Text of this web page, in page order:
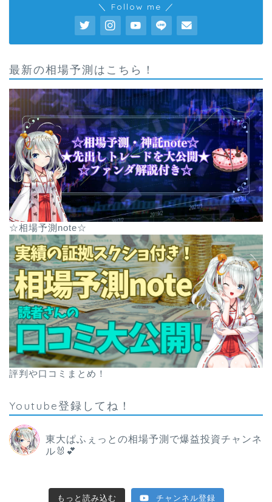
＼ Follow me ／
最新の相場予測はこちら！
☆相場予測note☆
評判や口コミまとめ！
Youtube登録してね！
東大ぱふぇっとの相場予測で爆益投資チャンネ
ル🐰💕
もっと読み込む チャンネル登録